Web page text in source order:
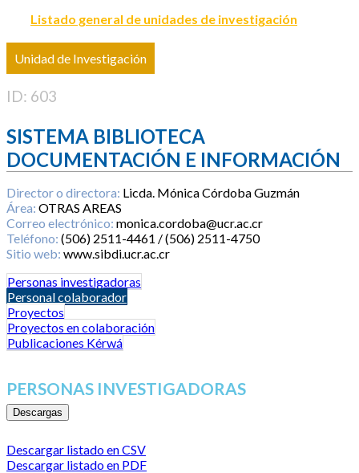
Listado general de unidades de investigación
Unidad de Investigación
ID: 603
SISTEMA BIBLIOTECA
DOCUMENTACIÓN E INFORMACIÓN
Director o directora: Licda. Mónica Córdoba Guzmán
Área: OTRAS AREAS
Correo electrónico: monica.cordoba@ucr.ac.cr
Teléfono: (506) 2511-4461 / (506) 2511-4750
Sitio web: www.sibdi.ucr.ac.cr
Personas investigadoras
Personal colaborador
Proyectos
Proyectos en colaboración
Publicaciones Kérwá
PERSONAS INVESTIGADORAS
Descargas
Descargar listado en CSV
Descargar listado en PDF